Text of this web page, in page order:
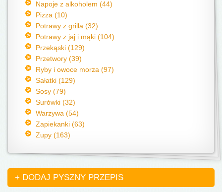
Napoje z alkoholem (44)
Pizza (10)
Potrawy z grilla (32)
Potrawy z jaj i mąki (104)
Przekąski (129)
Przetwory (39)
Ryby i owoce morza (97)
Sałatki (129)
Sosy (79)
Surówki (32)
Warzywa (54)
Zapiekanki (63)
Zupy (163)
+ DODAJ PYSZNY PRZEPIS